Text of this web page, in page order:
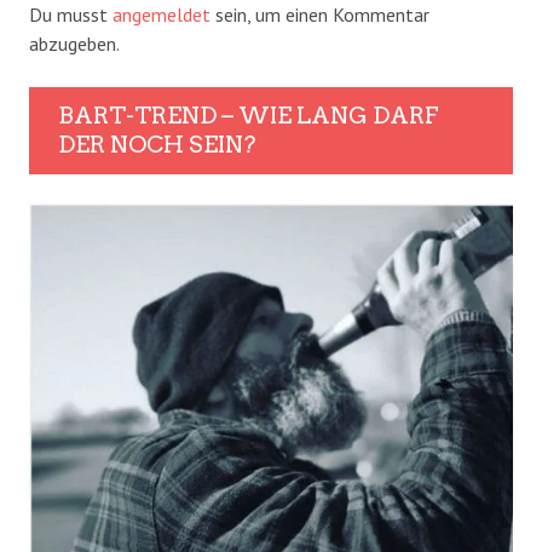
Du musst angemeldet sein, um einen Kommentar
abzugeben.
BART-TREND – WIE LANG DARF
DER NOCH SEIN?